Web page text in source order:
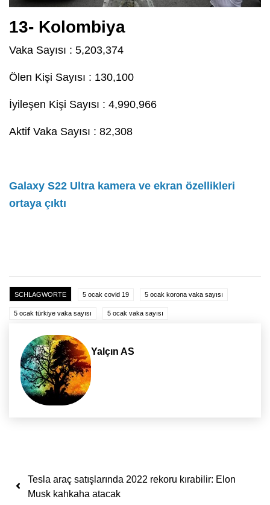
13- Kolombiya
Vaka Sayısı : 5,203,374
Ölen Kişi Sayısı : 130,100
İyileşen Kişi Sayısı : 4,990,966
Aktif Vaka Sayısı : 82,308
Galaxy S22 Ultra kamera ve ekran özellikleri
ortaya çıktı
SCHLAGWORTE 5 ocak covid 19 5 ocak korona vaka sayısı
5 ocak türkiye vaka sayısı 5 ocak vaka sayısı
Yalçın AS
Yazı dolaşımı
Tesla araç satışlarında 2022 rekoru kırabilir: Elon
Musk kahkaha atacak